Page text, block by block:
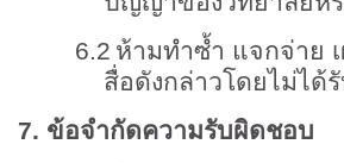
6.2 ห้ามทำซ้ำ แจกจ่าย
สื่อดังกล่าวโดยไม่ได้
7. ข้อจำกัดความรับผิดชอบ